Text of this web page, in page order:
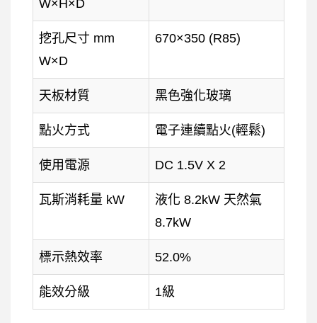
W×H×D
挖孔尺寸 mm
W×D
670×350 (R85)
天板材質 黑色強化玻璃
點火方式 電子連續點火(輕鬆)
使用電源 DC 1.5V X 2
瓦斯消耗量 kW
液化 8.2kW 天然氣
8.7kW
標示熱效率 52.0%
能效分級 1級